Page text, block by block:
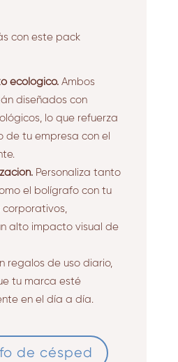
con este pack
ecológico. Ambos
diseñados con
lo que refuerza
de tu empresa con el
Personaliza tanto
el bolígrafo con tu
corporativos,
alto impacto visual de
regalos de uso diario,
tu marca esté
en el día a día.
de césped